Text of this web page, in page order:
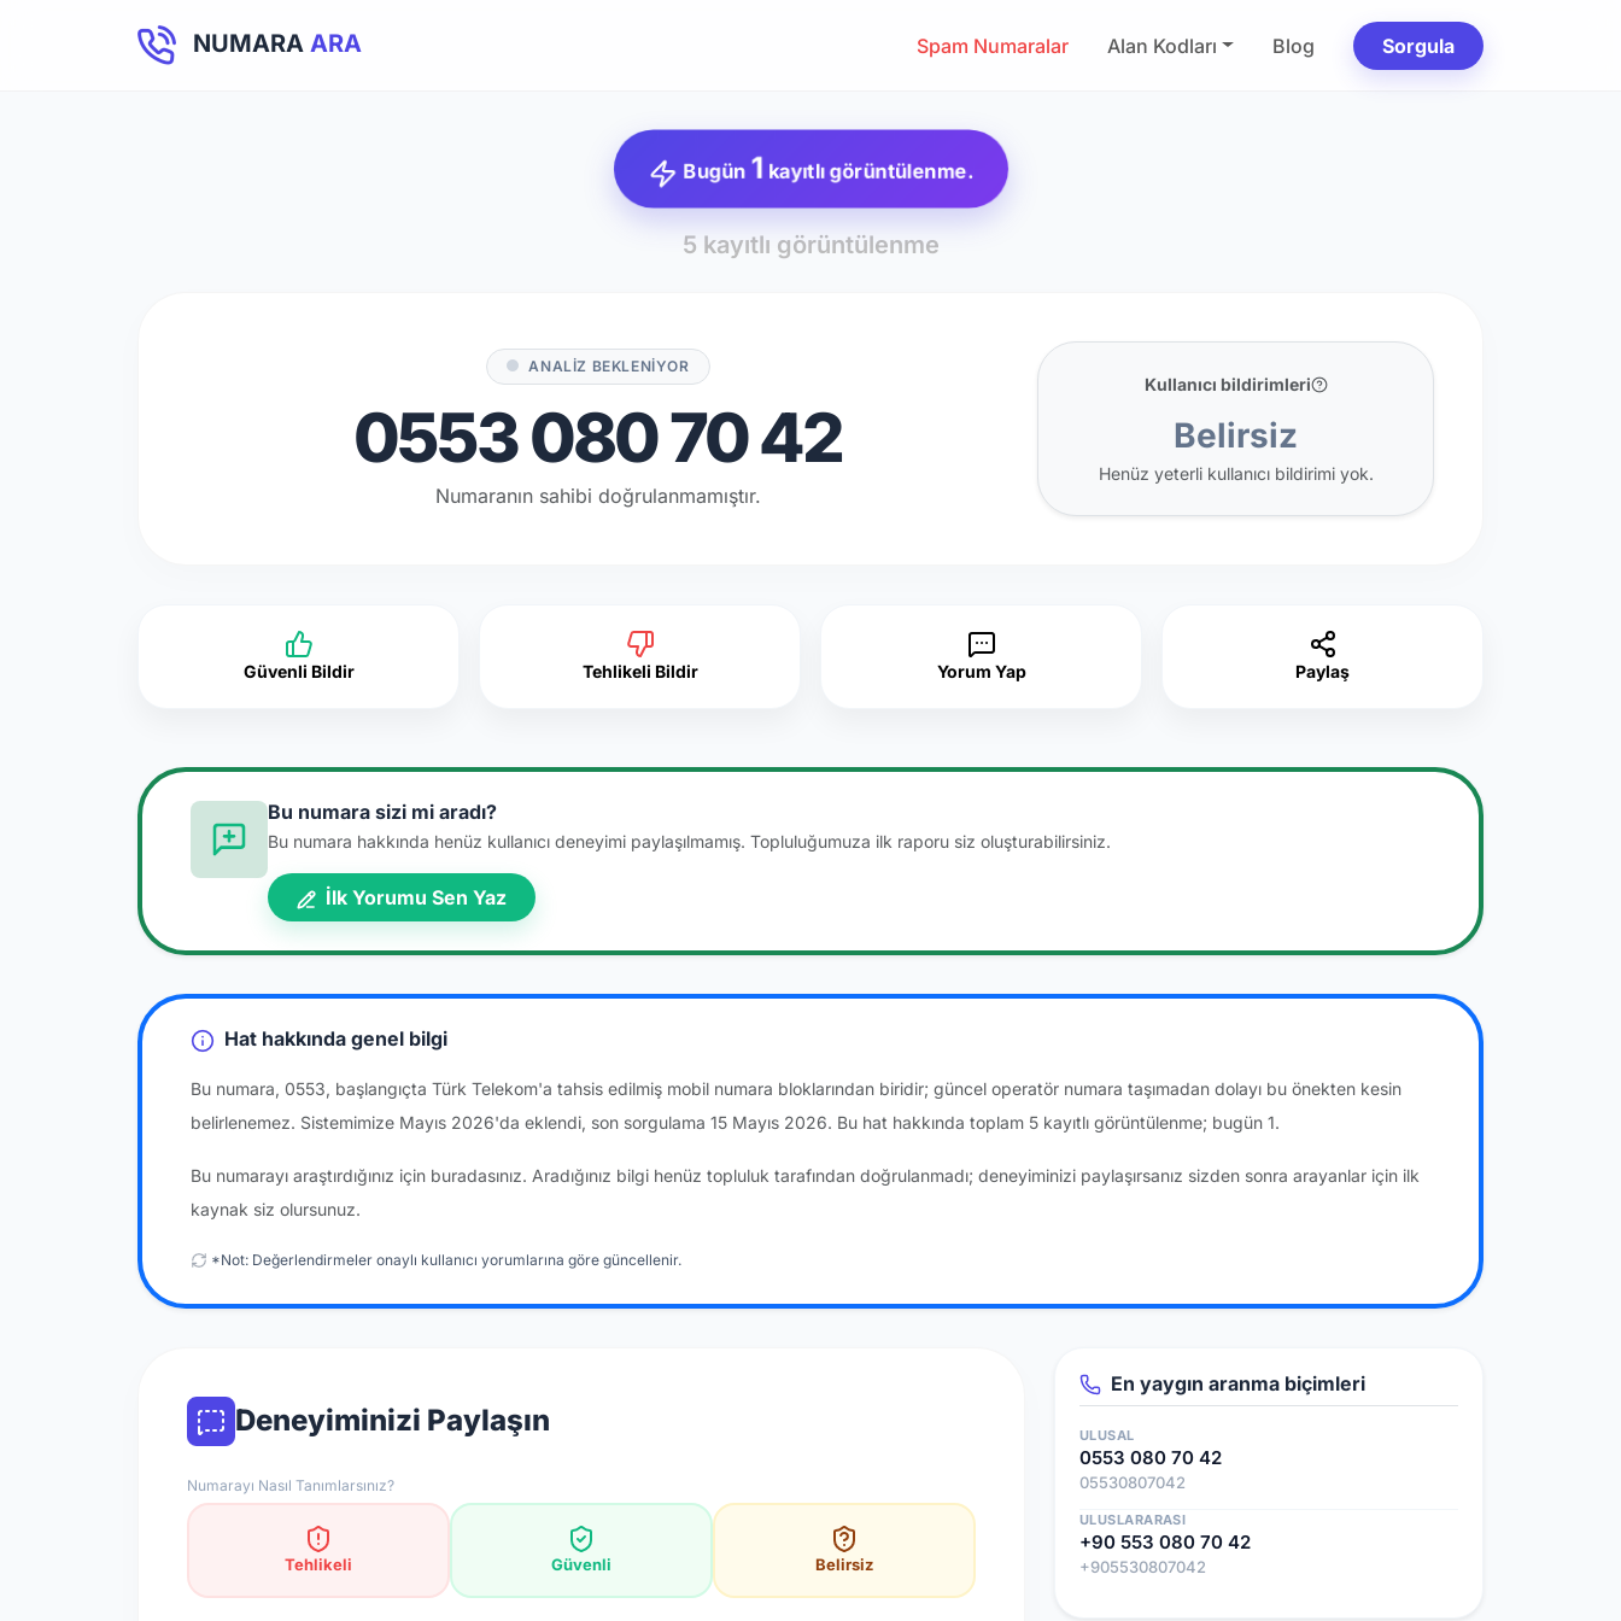
NUMARA ARA Spam Numaralar Alan Kodları Blog Sorgula
Bugün1 kayıtlı görüntülenme.
5 kayıtlı görüntülenme
ANALİZ BEKLENİYOR
0553 080 70 42
Numaranın sahibi doğrulanmamıştır.
Kullanıcı bildirimleri
Belirsiz
Henüz yeterli kullanıcı bildirimi yok.
Güvenli Bildir Tehlikeli Bildir Yorum Yap Paylaş
Bu numara sizi mi aradı?
Bu numara hakkında henüz kullanıcı deneyimi paylaşılmamış. Topluluğumuza ilk raporu siz oluşturabilirsiniz.
İlk Yorumu Sen Yaz
Hat hakkında genel bilgi
Bu numara, 0553, başlangıçta Türk Telekom'a tahsis edilmiş mobil numara bloklarından biridir; güncel operatör numara taşımadan dolayı bu önekten kesin
belirlenemez. Sistemimize Mayıs 2026'da eklendi, son sorgulama 15 Mayıs 2026. Bu hat hakkında toplam 5 kayıtlı görüntülenme; bugün 1.
Bu numarayı araştırdığınız için buradasınız. Aradığınız bilgi henüz topluluk tarafından doğrulanmadı; deneyiminizi paylaşırsanız sizden sonra arayanlar için ilk
kaynak siz olursunuz.
*Not: Değerlendirmeler onaylı kullanıcı yorumlarına göre güncellenir.
Deneyiminizi Paylaşın
Numarayı Nasıl Tanımlarsınız?
Tehlikeli Güvenli Belirsiz
En yaygın aranma biçimleri
ULUSAL
0553 080 70 42
05530807042
ULUSLARARASI
+90 553 080 70 42
+905530807042